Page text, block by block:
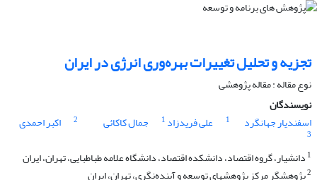
تجزیه و تحلیل تغییرات بهره‌وری انرژی‌ در ایران
نوع مقاله : مقاله پژوهشی
نویسندگان
اسفندیار جهانگرد
1 علی فریدزاد 1 جمال کاکائی 2 اکبر احمدی
3
1 دانشیار، گروه اقتصاد، دانشکده اقتصاد، دانشگاه علامه طباطبایی، تهران، ایران
2پژوهشگر مرکز پژوهشهای توسعه و آینده‌نگری، تهران، ایران